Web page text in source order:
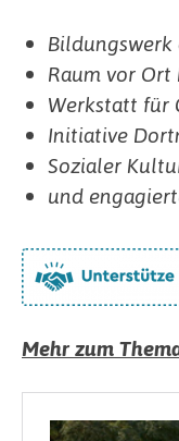
Bildungswerk
Raum vor
Werkstatt für
Initiative
Sozialer
und
Mehr zum